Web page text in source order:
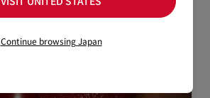
Continue browsing Japan